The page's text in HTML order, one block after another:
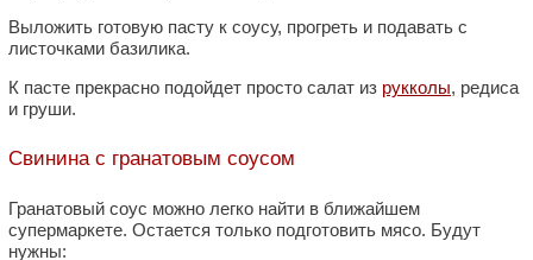
Выложить готовую пасту к соусу, прогреть и подавать с
листочками базилика.
К пасте прекрасно подойдет просто салат из рукколы, редиса
и груши.
Свинина с гранатовым соусом
Гранатовый соус можно легко найти в ближайшем
супермаркете. Остается только подготовить мясо. Будут
нужны: